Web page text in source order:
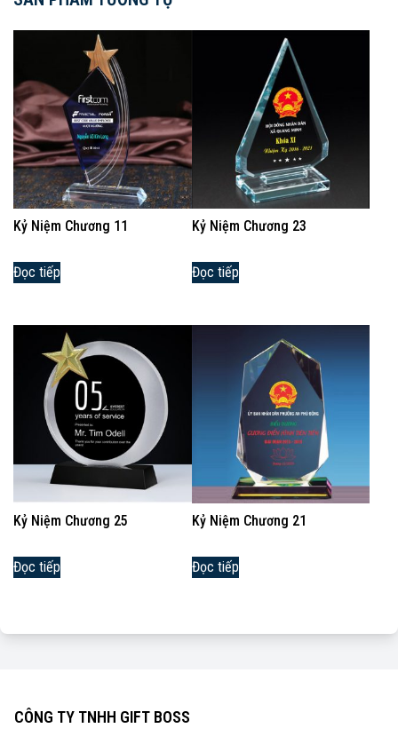
Kỷ Niệm Chương 11
Đọc tiếp
Kỷ Niệm Chương 23
Đọc tiếp
Kỷ Niệm Chương 25
Đọc tiếp
Kỷ Niệm Chương 21
Đọc tiếp
CÔNG TY TNHH GIFT BOSS